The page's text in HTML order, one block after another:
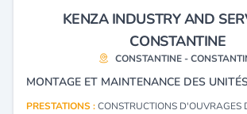
KENZA INDUSTRY AND
CONSTANTINE
CONSTANTINE -
PRESTATIONS :CONSTRUCTIONS D'OUVRAGES DESTINÉS À LA PRODUCTION, LA TRANSFORMATION, LE